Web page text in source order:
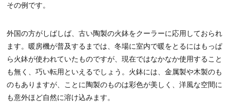
その例です。
外国の方がしばしば、古い陶製の火鉢をクーラーに応用しておられ
ます。暖房機が普及するまでは、冬場に室内で暖をとるにはもっぱ
ら火鉢が使われていたものですが、現在ではなかなか使用すること
も無く、巧い転用といえるでしょう。火鉢には、金属製や木製のも
のもありますが、ことに陶製のものは彩色が美しく、洋風な空間に
も意外ほど自然に溶け込みます。